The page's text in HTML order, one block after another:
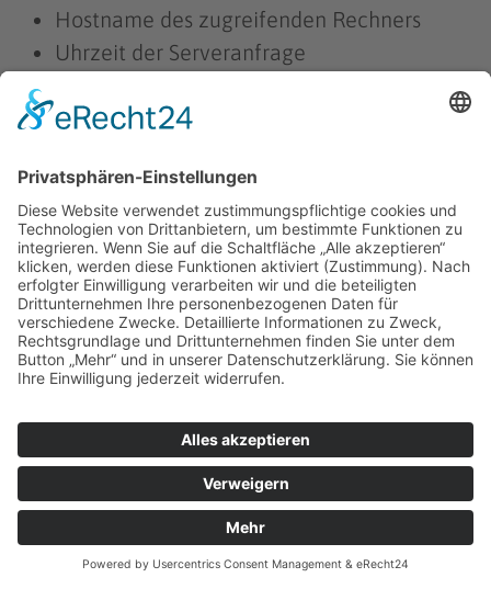
Hostname des zugreifenden Rechners
Uhrzeit der Serveranfrage
Datenquellen wird nicht vorgenommen.
Die Erfassung dieser Daten erfolgt auf Grundlage
von Art. 6 Abs. 1 lit. f DSGVO. Der Websitebetreiber
hat ein berechtigtes Interesse an der technisch
fehlerfreien Darstellung und der Optimierung
seiner Website – hierzu müssen die Server-Log-
Files erfasst werden.
Kontaktformular
Wenn Sie uns per Kontaktformular Anfragen
zukommen lassen, werden Ihre Angaben aus dem
Anfrageformular inklusive der von Ihnen dort
angegebenen Kontaktdaten zwecks Bearbeitung
der Anfrage und für den Fall von Anschlussfragen